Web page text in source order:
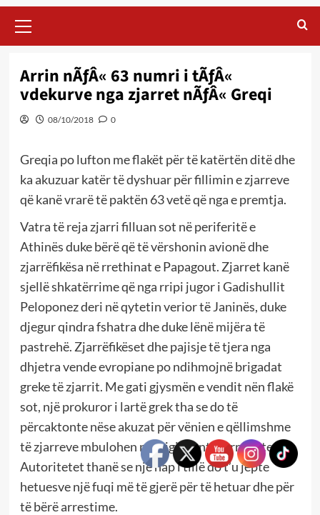
Menu
Arrin nÃƒÂ« 63 numri i tÃƒÂ«
vdekurve nga zjarret nÃƒÂ« Greqi
08/10/2018 0
Greqia po lufton me flakët për të katërtën ditë dhe
ka akuzuar katër të dyshuar për fillimin e zjarreve
që kanë vrarë të paktën 63 vetë që nga e premtja.
Vatra të reja zjarri filluan sot në periferitë e
Athinës duke bërë që të vërshonin avionë dhe
zjarrëfikësa në rrethinat e Papagout. Zjarret kanë
sjellë shkatërrime që nga rripi jugor i Gadishullit
Peloponez deri në qytetin verior të Janinës, duke
djegur qindra fshatra dhe duke lënë mijëra të
pastrehë. Zjarrëfikëset dhe pajisje të tjera nga
dhjetra vende evropiane po ndihmojnë brigadat
greke të zjarrit. Me gati gjysmën e vendit nën flakë
sot, një prokuror i lartë grek tha se do të
përcaktonte nëse akuzat për vënien e qëllimshme
të zjarreve mbulohen nga ligjet anti-terroriste.
Autoritetet thanë se një hap i tillë do t’u jepte
hetuesve një fuqi më të gjerë për të hetuar dhe për
të bërë arrestime.